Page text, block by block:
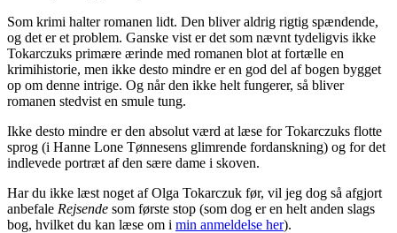
Som krimi halter romanen lidt. Den bliver aldrig rigtig spændende,
og det er et problem. Ganske vist er det som nævnt tydeligvis ikke
Tokarczuks primære ærinde med romanen blot at fortælle en
krimihistorie, men ikke desto mindre er en god del af bogen bygget
op om denne intrige. Og når den ikke helt fungerer, så bliver
romanen stedvist en smule tung.
Ikke desto mindre er den absolut værd at læse for Tokarczuks flotte
sprog (i Hanne Lone Tønnesens glimrende fordanskning) og for det
indlevede portræt af den sære dame i skoven.
Har du ikke læst noget af Olga Tokarczuk før, vil jeg dog så afgjort
anbefale Rejsende som første stop (som dog er en helt anden slags
bog, hvilket du kan læse om i min anmeldelse her).